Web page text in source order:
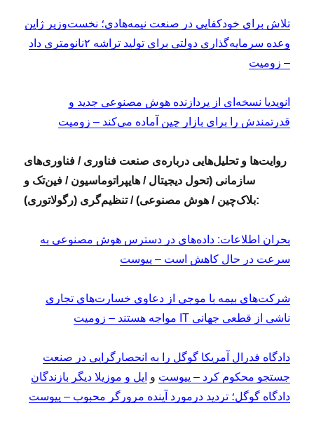
تلاش برای خودکفایی در صنعت نیمه‌هادی؛ نخست‌وزیر ژاپن
وعده سرمایه‌گذاری دولتی برای تولید تراشه ۲نانومتری داد
– زومیت
انویدیا نسخه‌ای از پردازنده هوش مصنوعی جدید و
قدرتمندش را برای بازار چین آماده می‌کند – زومیت
روایت‌ها و تحلیل‌هایی درباره‌ی صنعت فناوری / فناوری‌های
سازمانی (تحول دیجیتال / هایپراتوماسیون / فین‌تک و
بلاک‌چین / هوش مصنوعی) / تنظیم‌گری (رگولاتوری):
بحران اطلاعات: داده‌های در دسترس هوش مصنوعی به
سرعت در حال کاهش است – پیوست
شرکت‌های بیمه با موجی از دعاوی خسارت‌های تجاری
ناشی از قطعی جهانی IT مواجه هستند – زومیت
دادگاه فدرال آمریکا گوگل را به انحصارگرایی در صنعت
جستجو محکوم کرد – پیوست و اپل و موزیلا دیگر بازندگان
دادگاه گوگل؛ تردید درمورد آینده مرورگر محبوب – پیوست